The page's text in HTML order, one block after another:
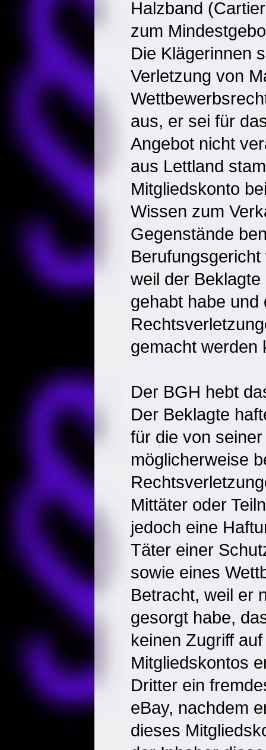
Halzband
zum
Die Klägerinnen
Verletzung von
aus, er sei für
Angebot nicht
aus Lettland
Mitgliedskonto
Wissen zum
Gegenstände
weil der
gehabt habe und
gemacht werden
Der BGH hebt
Der Beklagte
für die von
möglicherweise
Mittäter oder
jedoch eine
Täter einer
sowie eines
Betracht, weil er
gesorgt habe,
keinen Zugriff
Mitgliedskontos
Dritter ein
eBay, nachdem
dieses